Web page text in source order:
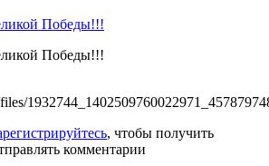
Победы!!!
Победы!!!
, чтобы получить
комментарии